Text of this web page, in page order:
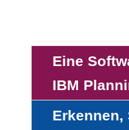
Eine
IBM
Erkennen,